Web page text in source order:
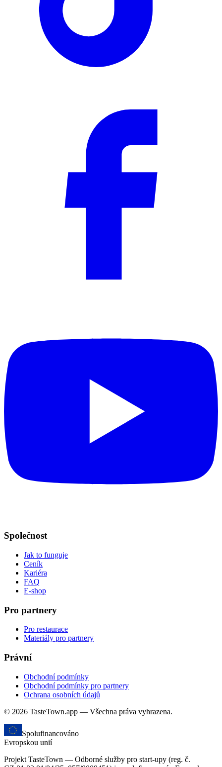
Společnost
Jak to funguje
Ceník
Kariéra
FAQ
E-shop
Pro partnery
Pro restaurace
Materiály pro partnery
Právní
Obchodní podmínky
Obchodní podmínky pro partnery
Ochrana osobních údajů
© 2026 TasteTown.app — Všechna práva vyhrazena.
Spolufinancováno
Evropskou unií
Projekt TasteTown — Odborné služby pro start-upy (reg. č.